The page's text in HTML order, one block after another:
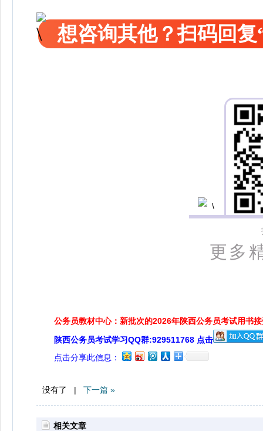
想咨询其他？扫码回复
更多
公务员教材中心：新批次的2026年陕西公务员考试用书
陕西公务员考试学习QQ群:929511768 点击
点击分享此信息：
没有了 | 下一篇 »
相关文章